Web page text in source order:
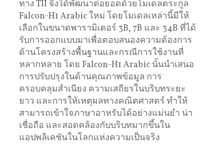
ทาง TII จึงได้พัฒนาต่อยอดด้วยโมเดลตระกูล
Falcon-H1 Arabic ใหม่ โดยโมเดลเหล่านี้มีให้
เลือกในขนาดพารามิเตอร์ 3B, 7B และ 34B ที่ได้
รับการออกแบบมาเพื่อตอบสนองความต้องการ
ด้านโครงสร้างพื้นฐานและกรณีการใช้งานที่
หลากหลาย โดย Falcon-H1 Arabic นั้นนำเสนอ
การปรับปรุงในด้านคุณภาพข้อมูล การ
ครอบคลุมสำเนียง ความเสถียรในบริบทระยะ
ยาว และการให้เหตุผลทางคณิตศาสตร์ ทำให้
สามารถเข้าใจภาษาอาหรับได้อย่างแม่นยำ น่า
เชื่อถือ และสอดคล้องกับบริบทมากขึ้นใน
แอปพลิเคชันในโลกแห่งความเป็นจริง